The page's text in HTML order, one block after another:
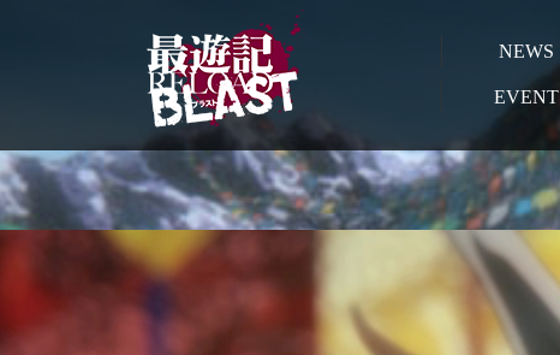
NEWS
EVENT
CHARACTER